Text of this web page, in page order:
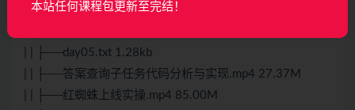
| | └──训练模型讲解.mp4 223.15M
| | ├──day05.txt 1.28kb
| | ├──答案查询子任务代码分析与实现.mp4 27.37M
| | ├──红蜘蛛上线实操.mp4 85.00M
本站任何课程包更新至完结！